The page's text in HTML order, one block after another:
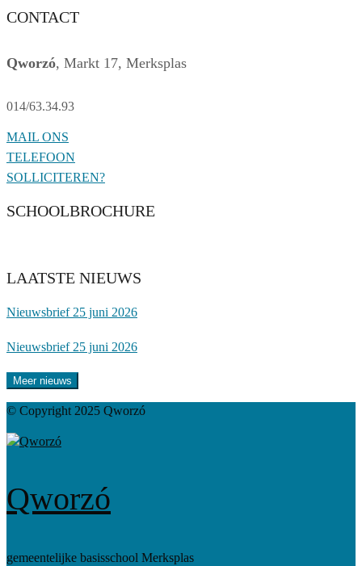
CONTACT
Qworzó, Markt 17, Merksplas
014/63.34.93
MAIL ONS
TELEFOON
SOLLICITEREN?
SCHOOLBROCHURE
LAATSTE NIEUWS
Nieuwsbrief 25 juni 2026
Nieuwsbrief 25 juni 2026
Meer nieuws
© Copyright 2025 Qworzó
Qworzó
gemeentelijke basisschool Merksplas